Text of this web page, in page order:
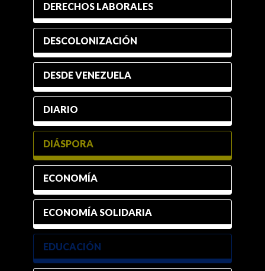
DERECHOS LABORALES
DESCOLONIZACIÓN
DESDE VENEZUELA
DIARIO
DIÁSPORA
ECONOMÍA
ECONOMÍA SOLIDARIA
EDUCACIÓN